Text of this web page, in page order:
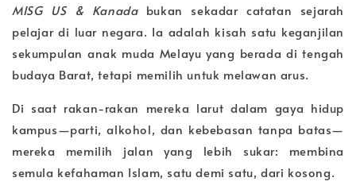
MISG US & Kanadabukan sekadar catatan sejarah
pelajar di luar negara. Ia adalah kisah satu keganjilan
sekumpulan anak muda Melayu yang berada di tengah
budaya Barat, tetapi memilih untuk melawan arus.
Di saat rakan-rakan mereka larut dalam gaya hidup
kampus—parti, alkohol, dan kebebasan tanpa batas—
mereka memilih jalan yang lebih sukar: membina
semula kefahaman Islam, satu demi satu, dari kosong.